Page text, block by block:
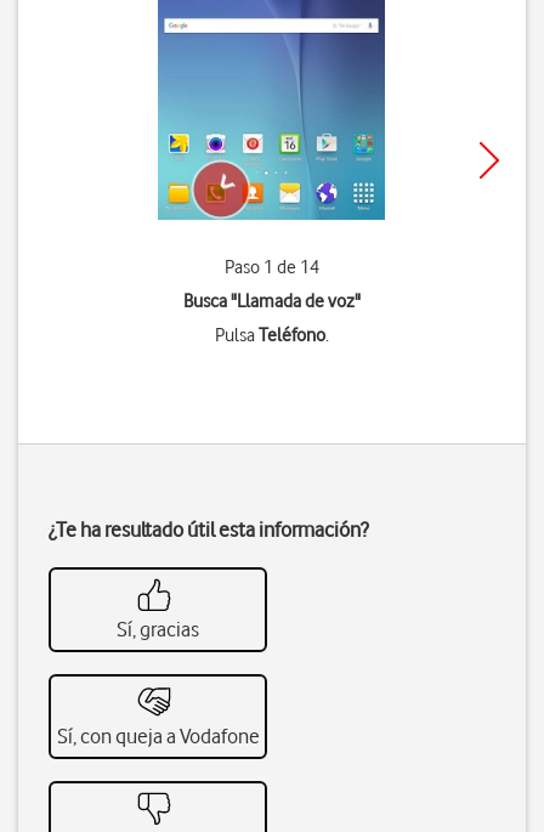
Paso 1 de 14
Busca "Llamada de voz"
PulsaTeléfono.
¿Te ha resultado útil esta información?
Sí, gracias
Sí, con queja a Vodafone